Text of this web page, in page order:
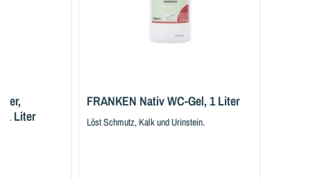
1 Liter
FRANKEN Nativ WC-Gel, 1 Liter
Löst Schmutz, Kalk und Urinstein.